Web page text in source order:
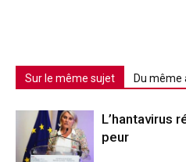
Sur le même sujet Du même
L’hantavirus
peur